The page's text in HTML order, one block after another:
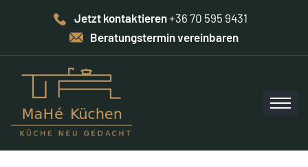
Jetzt kontaktieren+36 70 595 9431
Beratungstermin vereinbaren